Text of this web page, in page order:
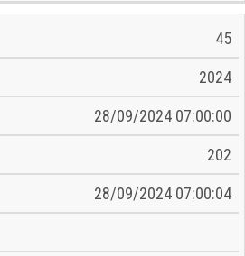
45
2024
28/09/2024 07:00:00
202
28/09/2024 07:00:04